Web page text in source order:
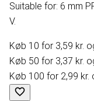
Suitable for: 6 mm
V.
Køb 10 for 3,59 kr.
Køb 50 for 3,37 kr.
Køb 100 for 2,99 kr.